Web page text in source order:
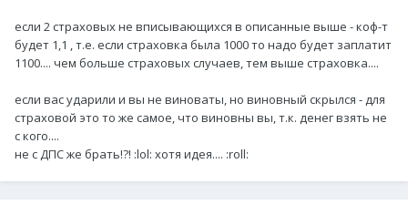
если 2 страховых не вписывающихся в описанные выше - коф-т
будет 1,1 , т.е. если страховка была 1000 то надо будет заплатит
1100.... чем больше страховых случаев, тем выше страховка....
если вас ударили и вы не виноваты, но виновный скрылся - для
страховой это то же самое, что виновны вы, т.к. денег взять не
с кого....
не с ДПС же брать!?! :lol: хотя идея.... :roll: